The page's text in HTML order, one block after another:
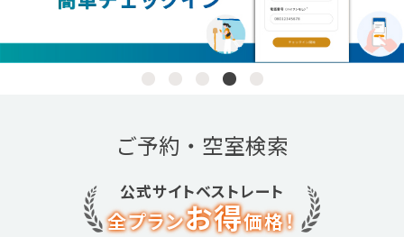
会員特典のご案内
予約確認・変更・キャンセル
特別優待会員様 交通＋宿泊プラン
ご予約・空室検索
公式サイトベストレート
全プランお得価格！